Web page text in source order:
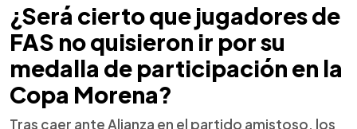
¿Será cierto que jugadores de
FAS no quisieron ir por su
medalla de participación en la
Copa Morena?
Tras caer ante Alianza en el partido amistoso, los